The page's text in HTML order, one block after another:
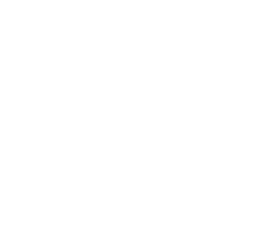
jednotlivých stredísk.